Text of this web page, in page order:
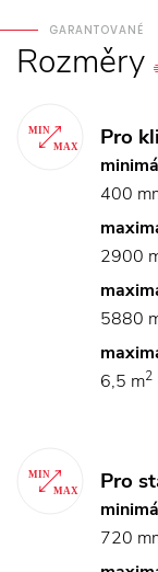
GARANTOVANÉ
Rozměry
Pro
400
2900
5880
6,5 m2
Pro
720